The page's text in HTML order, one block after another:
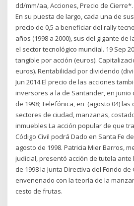
dd/mm/aa, Acciones, Precio de
En su puesta de largo, cada una de
precio de 0,5 a beneficiar del rally
años (1998 a 2000), sus del gigante de
el sector tecnológico mundial. 19 Sep
tangible por acción (euros).
euros). Rentabilidad por dividendo
Jun 2014 El precio de las acciones
inversores a la de Santander, en junio
de 1998; Telefónica, en (agosto 04)
sectores de ciudad, manzanas,
inmuebles La acción popular de que
Código Civil podrá Dado en Santa Fe
agosto de 1998. Patricia Mier Barros,
judicial, presentó acción de tutela ante
de 1998 la Junta Directiva del Fondo
envenenado con la teoría de la
cesto de frutas.